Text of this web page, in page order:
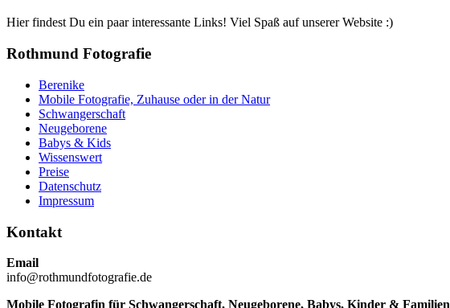
Hier findest Du ein paar interessante Links! Viel Spaß auf unserer Website :)
Rothmund Fotografie
Berenike
Mobile Fotografie, Zuhause oder in der Natur
Schwangerschaft
Neugeborene
Babys & Kids
Wissenswert
Preise
Datenschutz
Impressum
Kontakt
Email
info@rothmundfotografie.de
Mobile Fotografin für Schwangerschaft, Neugeborene, Babys, Kinder & Familien